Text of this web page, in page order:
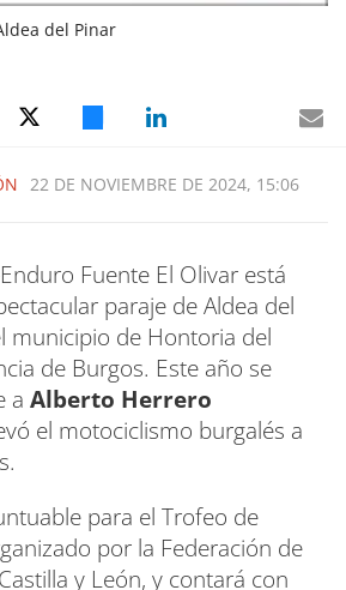
del Pinar
22 DE NOVIEMBRE DE 2024, 15:06
Fuente El Olivar está
paraje de Aldea del
municipio de Hontoria del
de Burgos. Este año se
a Alberto Herrero
el motociclismo burgalés a
para el Trofeo de
por la Federación de
y León, y contará con